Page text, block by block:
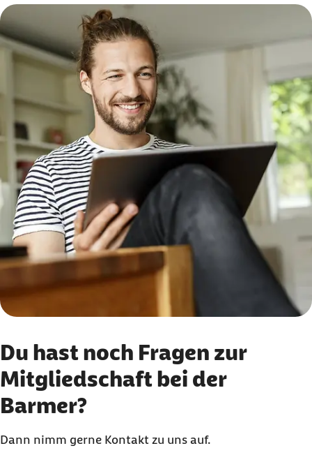
Du hast noch Fragen zur
Mitgliedschaft bei der
Barmer?
Dann nimm gerne Kontakt zu uns auf.